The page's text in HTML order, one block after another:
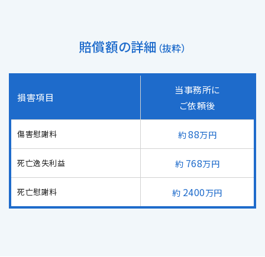
LINEで予約
賠償額の詳細 （抜粋）
損害項目
当事務所に
ご依頼後
傷害慰謝料 88万円
死亡逸失利益 768万円
死亡慰謝料 2400万円